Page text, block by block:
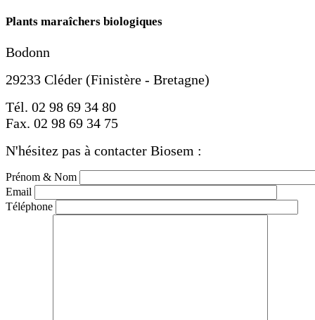
Plants maraîchers biologiques
Bodonn
29233 Cléder (Finistère - Bretagne)
Tél. 02 98 69 34 80
Fax. 02 98 69 34 75
N'hésitez pas à contacter Biosem :
Prénom & Nom
Email
Téléphone